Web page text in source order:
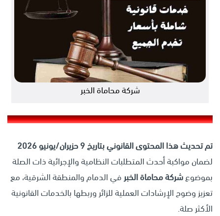
شركة محاماة الخبر
تم تحديث هذا المحتوى القانوني بتاريخ 9 حزيران/يونيو 2026
لضمان مواكبة أحدث المتطلبات النظامية والإجرائية ذات الصلة
بموضوعشركة محاماة الخبرفي الدمام والمنطقة الشرقية، مع
تعزيز وضوح الإرشادات العملية للزائر وربطها بالخدمات القانونية
الأكثر صلة.